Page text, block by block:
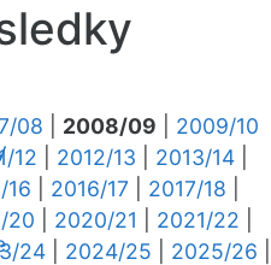
08 2008/09
2009/10
12 2012/13 2013/14
16 2016/17 2017/18
20 2020/21 2021/22
24 2024/25 2025/26